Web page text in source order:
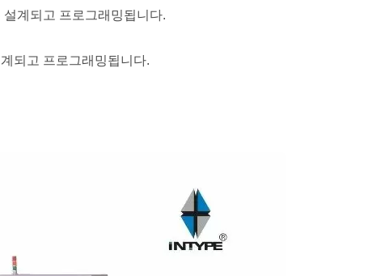
계되고 프로그래밍됩니다.
되고 프로그래밍됩니다.